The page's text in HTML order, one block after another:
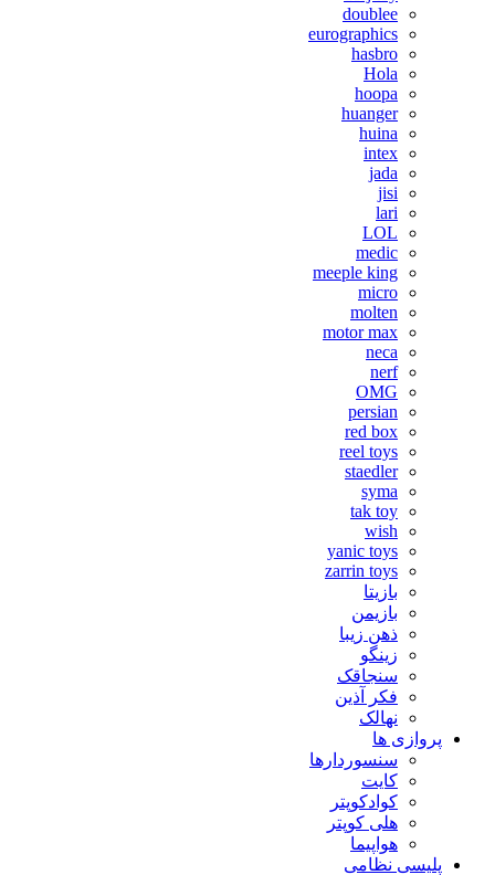
doublee
eurographics
hasbro
Hola
hoopa
huanger
huina
intex
jada
jisi
lari
LOL
medic
meeple king
micro
molten
motor max
neca
nerf
OMG
persian
red box
reel toys
staedler
syma
tak toy
wish
yanic toys
zarrin toys
بازیتا
بازیمن
ذهن زیبا
زینگو
سنجاقک
فکر آذین
نهالک
پروازی ها
سنسوردارها
کایت
کوادکوپتر
هلی کوپتر
هواپیما
پلیسی نظامی